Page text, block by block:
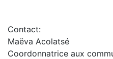
Contact:
Maëva Acolatsé
Coordonnatrice aux